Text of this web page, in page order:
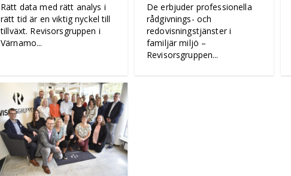
Rätt data med rätt analys i
rätt tid är en viktig nyckel till
tillväxt. Revisorsgruppen i
Värnamo...
De erbjuder professionella
rådgivnings- och
redovisningstjänster i
familjär miljö –
Revisorsgruppen...